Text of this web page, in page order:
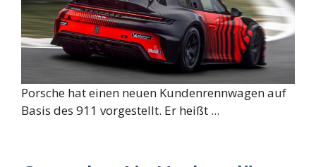
Porsche hat einen neuen Kundenrennwagen auf
Basis des 911 vorgestellt. Er heißt ...